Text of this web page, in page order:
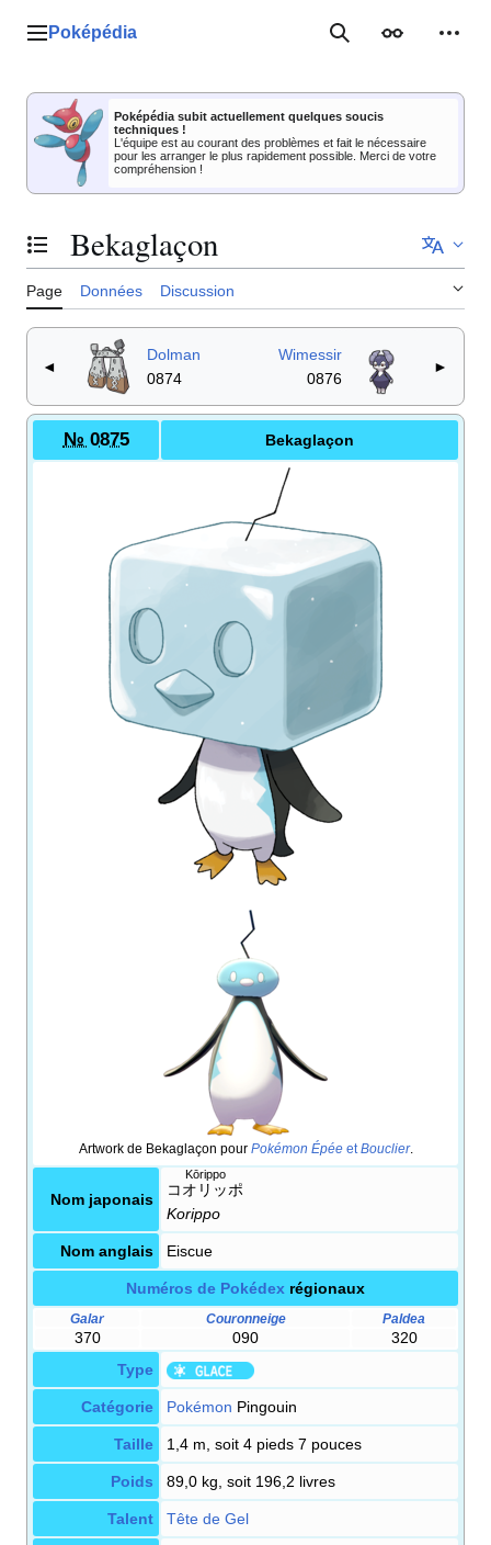
Menu principal
Poképédia RechercherApparence
Poképédia subit actuellement quelques soucis
techniques !
L'équipe est au courant des problèmes et fait le nécessaire
pour les arranger le plus rapidement possible. Merci de votre
compréhension !
Basculer la table des matières
Bekaglaçon
Page Données Discussion
◄
Dolman
0874
Wimessir
0876
►
№ 0875 Bekaglaçon
Artwork de Bekaglaçon pour Pokémon Épéeet Bouclier.
Nom japonais
コオリッポ
Kōrippo
Korippo
Nom anglais Eiscue
Numéros de Pokédex régionaux
Galar Couronneige Paldea
370 090
320
Type
Catégorie Pokémon Pingouin
Taille 1,4 m, soit 4 pieds 7 pouces
Poids 89,0 kg, soit 196,2 livres
Talent Tête de Gel